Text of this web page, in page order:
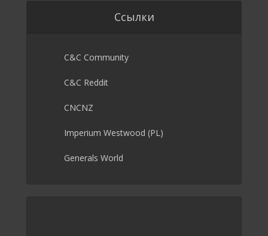
Ссылки
C&C Community
C&C Reddit
CNCNZ
Imperium Westwood (PL)
Generals World